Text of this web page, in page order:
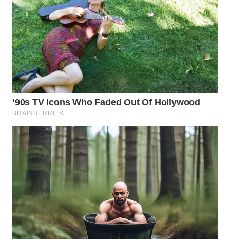
TANI
WAHANA
ADVOKAT
WAHANA
INFRASTRUKTUR
WAHANA
WAHANA
LISTRIK
TRAVEL
WAHANA
TV